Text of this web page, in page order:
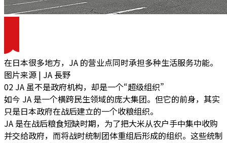
在日本很多地方，JA 的营业点同时承担多种生活服务功能。
图片来源 | JA 長野
02 JA 虽不是政府机构，却是一个“超级组织”
如今 JA 是一个横跨民生领域的庞大集团。但它的前身，其实
只是日本政府在战后建立的一个收粮组织。
JA 是在战后粮食短缺时期，为了把大米从农户手中集中收购
并交给政府，而将战时统制团体重组后形成的组织。这些统制